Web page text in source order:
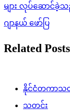
များ လုပ်ဆောင်
ဂျာနယ် ဖော်ပြ
Related Posts
နိုင်ငံတကာသ
သတင်း